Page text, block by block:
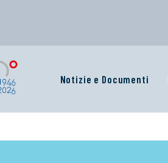
Notizie e Documenti